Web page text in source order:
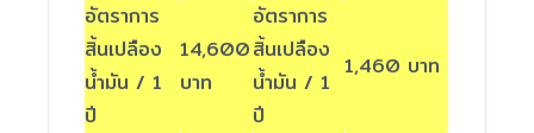
อัตราการ
สิ้นเปลือง
น้ำมัน / 1
ปี
14,600
บาท
อัตราการ
สิ้นเปลือง
น้ำมัน / 1
ปี
1,460 บาท